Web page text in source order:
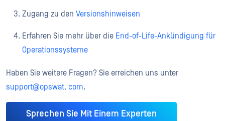
Zugang zu den Versionshinweisen
Erfahren Sie mehr über die End-of-Life-Ankündigung für
Operationssysteme
Haben Sie weitere Fragen? Sie erreichen uns unter
support@opswat. com.
Sprechen Sie Mit Einem Experten